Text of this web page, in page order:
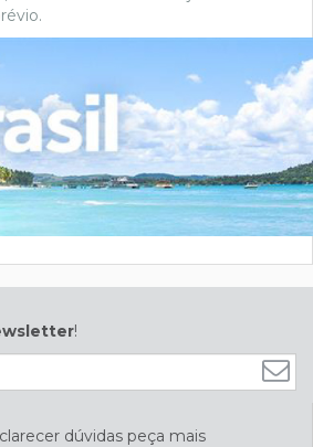
!
dúvidas peça mais